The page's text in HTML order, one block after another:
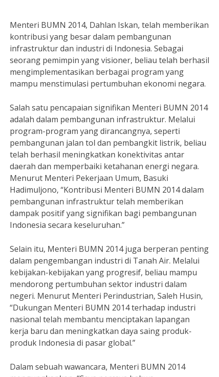
Menteri BUMN 2014, Dahlan Iskan, telah memberikan
kontribusi yang besar dalam pembangunan
infrastruktur dan industri di Indonesia. Sebagai
seorang pemimpin yang visioner, beliau telah berhasil
mengimplementasikan berbagai program yang
mampu menstimulasi pertumbuhan ekonomi negara.
Salah satu pencapaian signifikan Menteri BUMN 2014
adalah dalam pembangunan infrastruktur. Melalui
program-program yang dirancangnya, seperti
pembangunan jalan tol dan pembangkit listrik, beliau
telah berhasil meningkatkan konektivitas antar
daerah dan memperbaiki ketahanan energi negara.
Menurut Menteri Pekerjaan Umum, Basuki
Hadimuljono, “Kontribusi Menteri BUMN 2014 dalam
pembangunan infrastruktur telah memberikan
dampak positif yang signifikan bagi pembangunan
Indonesia secara keseluruhan.”
Selain itu, Menteri BUMN 2014 juga berperan penting
dalam pengembangan industri di Tanah Air. Melalui
kebijakan-kebijakan yang progresif, beliau mampu
mendorong pertumbuhan sektor industri dalam
negeri. Menurut Menteri Perindustrian, Saleh Husin,
“Dukungan Menteri BUMN 2014 terhadap industri
nasional telah membantu menciptakan lapangan
kerja baru dan meningkatkan daya saing produk-
produk Indonesia di pasar global.”
Dalam sebuah wawancara, Menteri BUMN 2014